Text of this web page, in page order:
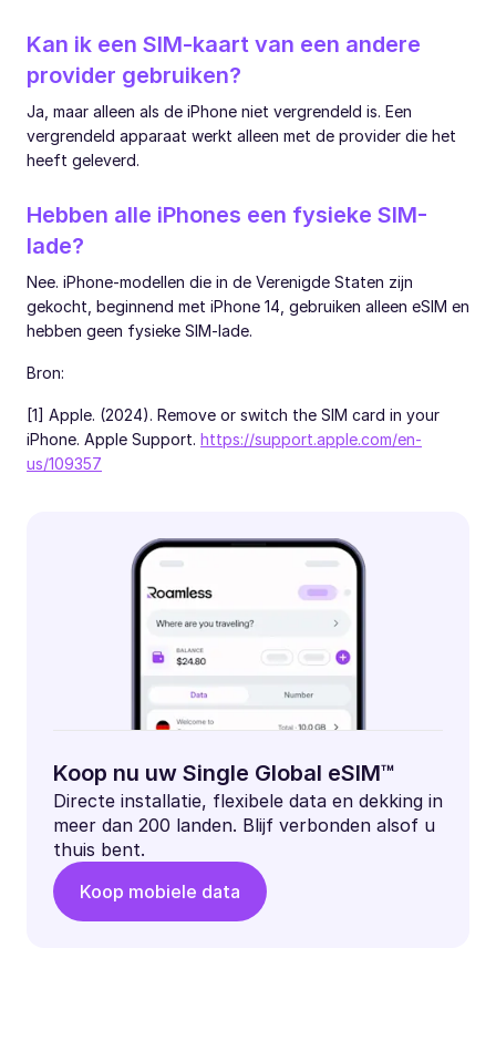
Kan ik een SIM-kaart van een andere
provider gebruiken?
Ja, maar alleen als de iPhone niet vergrendeld is. Een
vergrendeld apparaat werkt alleen met de provider die het
heeft geleverd.
Hebben alle iPhones een fysieke SIM-
lade?
Nee. iPhone-modellen die in de Verenigde Staten zijn
gekocht, beginnend met iPhone 14, gebruiken alleen eSIM en
hebben geen fysieke SIM-lade.
Bron:
[1] Apple. (2024). Remove or switch the SIM card in your
iPhone. Apple Support. https://support.apple.com/en-
us/109357
Koop nu uw Single Global eSIM™
Directe installatie, flexibele data en dekking in
meer dan 200 landen. Blijf verbonden alsof u
thuis bent.
Koop mobiele data